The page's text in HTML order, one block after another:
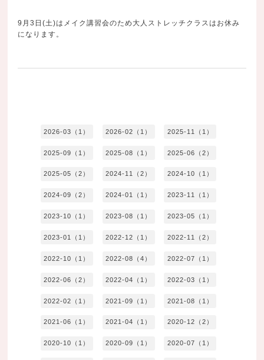
9月3日(土)はメイク講習会のため大人ストレッチクラスはお休み
になります。
2026-03（1） 2026-02（1） 2025-11（1）
2025-09（1） 2025-08（1） 2025-06（2）
2025-05（2） 2024-11（2） 2024-10（1）
2024-09（2） 2024-01（1） 2023-11（1）
2023-10（1） 2023-08（1） 2023-05（1）
2023-01（1） 2022-12（1） 2022-11（2）
2022-10（1） 2022-08（4） 2022-07（1）
2022-06（2） 2022-04（1） 2022-03（1）
2022-02（1） 2021-09（1） 2021-08（1）
2021-06（1） 2021-04（1） 2020-12（2）
2020-10（1） 2020-09（1） 2020-07（1）